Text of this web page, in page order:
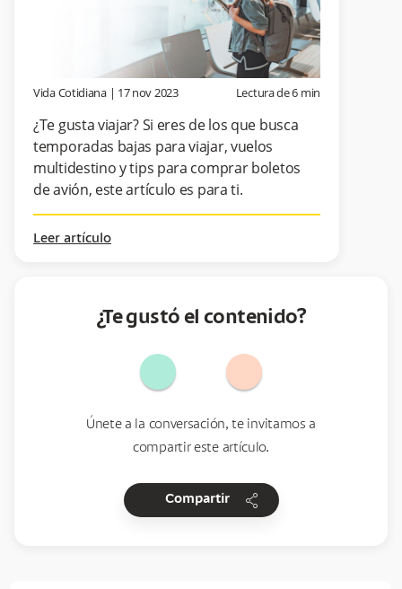
Vida Cotidiana| 17 nov 2023 Lectura de6 min
¿Te gusta viajar? Si eres de los que busca
temporadas bajas para viajar, vuelos
multidestino y tips para comprar boletos
de avión, este artículo es para ti.
Leer artículo
¿Te gustó el contenido?
Únete a la conversación, te invitamos a
compartir este artículo.
Compartir share